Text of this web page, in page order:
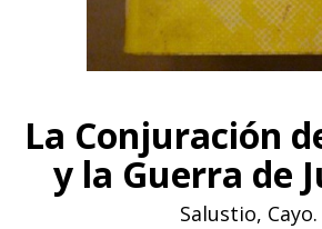
La Conjuración
y la Guerra de
Salustio, Cayo.